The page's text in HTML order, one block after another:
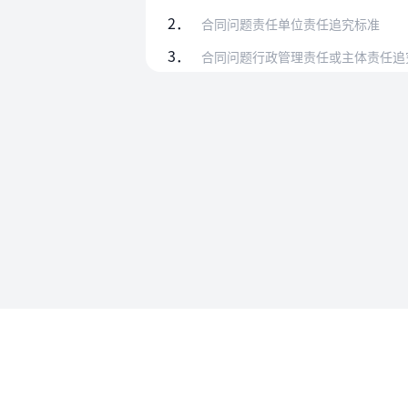
2． 合同问题责任单位责任追究标准
3． 合同问题行政管理责任或主体责任